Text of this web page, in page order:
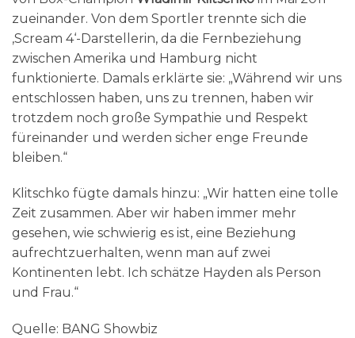
zueinander. Von dem Sportler trennte sich die
‚Scream 4‘-Darstellerin, da die Fernbeziehung
zwischen Amerika und Hamburg nicht
funktionierte. Damals erklärte sie: „Während wir uns
entschlossen haben, uns zu trennen, haben wir
trotzdem noch große Sympathie und Respekt
füreinander und werden sicher enge Freunde
bleiben.“
Klitschko fügte damals hinzu: „Wir hatten eine tolle
Zeit zusammen. Aber wir haben immer mehr
gesehen, wie schwierig es ist, eine Beziehung
aufrechtzuerhalten, wenn man auf zwei
Kontinenten lebt. Ich schätze Hayden als Person
und Frau.“
Quelle: BANG Showbiz